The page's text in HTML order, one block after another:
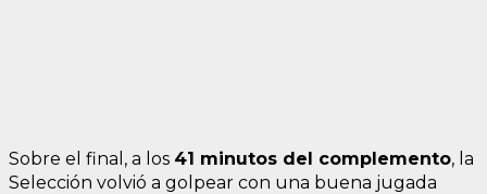
Sobre el final, a los 41 minutos del complemento, la
Selección volvió a golpear con una buena jugada